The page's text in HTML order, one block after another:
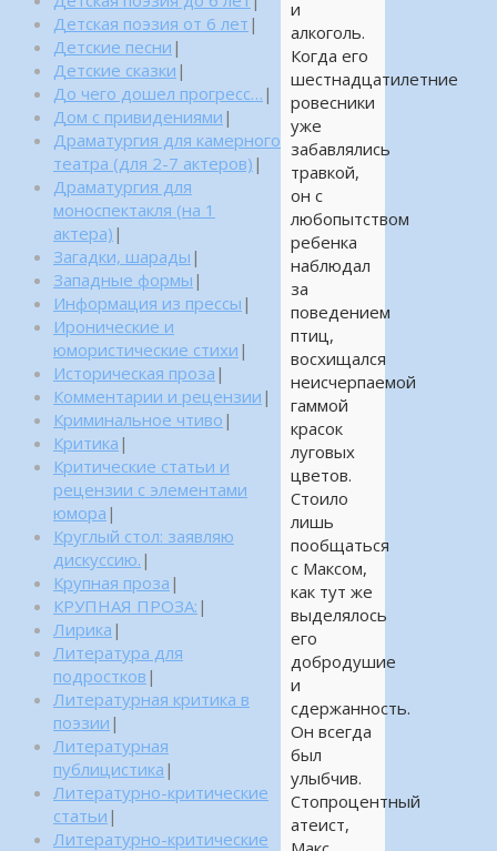
и
алкоголь.
Когда его
шестнадцатилетние
ровесники
уже
забавлялись
травкой,
он с
любопытством
ребенка
наблюдал
за
поведением
птиц,
восхищался
неисчерпаемой
гаммой
красок
луговых
цветов.
Стоило
лишь
пообщаться
с Максом,
как тут же
выделялось
его
добродушие
и
сдержанность.
Он всегда
был
улыбчив.
Стопроцентный
атеист,
Детская поэзия от 6 лет |
Детские песни |
Детские сказки |
До чего дошел прогресс… |
Дом с привидениями |
Драматургия для камерного
театра (для 2-7 актеров) |
Драматургия для
моноспектакля (на 1
актера) |
Загадки, шарады |
Западные формы |
Информация из прессы |
Иронические и
юмористические стихи |
Историческая проза |
Комментарии и рецензии |
Криминальное чтиво |
Критика |
Критические статьи и
рецензии с элементами
юмора |
Круглый стол: заявляю
дискуссию. |
Крупная проза |
КРУПНАЯ ПРОЗА: |
Лирика |
Литература для
подростков |
Литературная критика в
поэзии |
Литературная
публицистика |
Литературно-критические
статьи |
Литературно-критические